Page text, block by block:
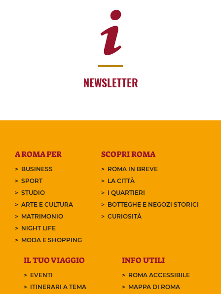
NEWSLETTER
A ROMA PER
BUSINESS
SPORT
STUDIO
ARTE E CULTURA
MATRIMONIO
NIGHT LIFE
MODA E SHOPPING
SCOPRI ROMA
ROMA IN BREVE
LA CITTÀ
I QUARTIERI
BOTTEGHE E NEGOZI STORICI
CURIOSITÀ
IL TUO VIAGGIO
EVENTI
ITINERARI A TEMA
INFO UTILI
ROMA ACCESSIBILE
MAPPA DI ROMA